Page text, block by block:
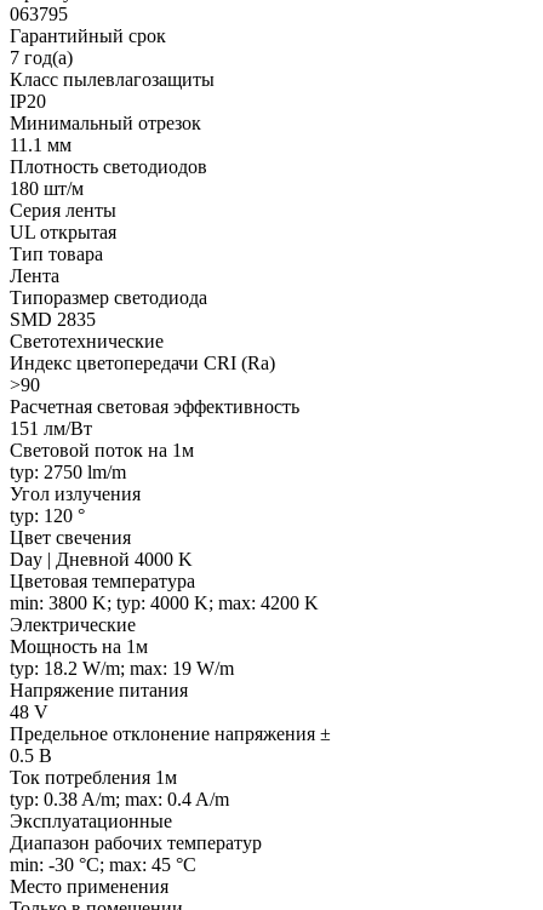
063795
Гарантийный срок
7 год(а)
Класс пылевлагозащиты
IP20
Минимальный отрезок
11.1 мм
Плотность светодиодов
180 шт/м
Серия ленты
UL открытая
Тип товара
Лента
Типоразмер светодиода
SMD 2835
Светотехнические
Индекс цветопередачи CRI (Ra)
>90
Расчетная световая эффективность
151 лм/Вт
Световой поток на 1м
typ: 2750 lm/m
Угол излучения
typ: 120 °
Цвет свечения
Day | Дневной 4000 K
Цветовая температура
min: 3800 K; typ: 4000 K; max: 4200 K
Электрические
Мощность на 1м
typ: 18.2 W/m; max: 19 W/m
Напряжение питания
48 V
Предельное отклонение напряжения ±
0.5 В
Ток потребления 1м
typ: 0.38 A/m; max: 0.4 A/m
Эксплуатационные
Диапазон рабочих температур
min: -30 °C; max: 45 °C
Место применения